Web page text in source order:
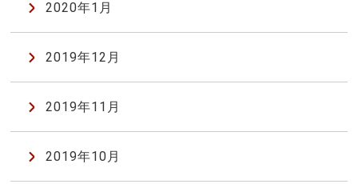
2020年1月
2019年12月
2019年11月
2019年10月